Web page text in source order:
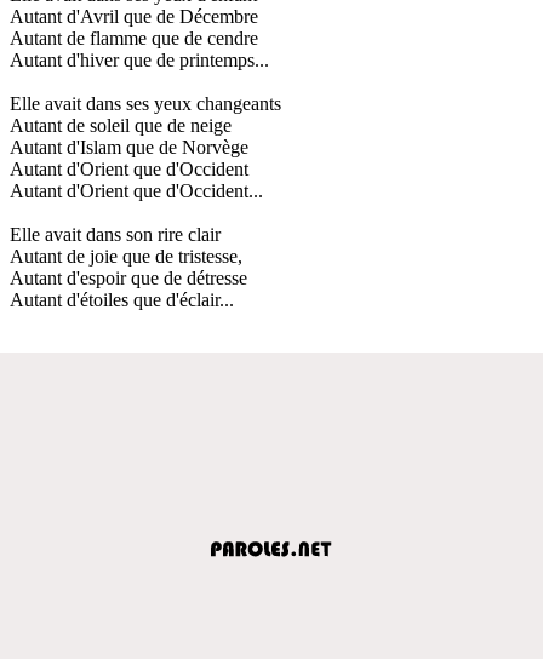
Autant d'Avril que de Décembre
Autant de flamme que de cendre
Autant d'hiver que de printemps...
Elle avait dans ses yeux changeants
Autant de soleil que de neige
Autant d'Islam que de Norvège
Autant d'Orient que d'Occident
Autant d'Orient que d'Occident...
Elle avait dans son rire clair
Autant de joie que de tristesse,
Autant d'espoir que de détresse
Autant d'étoiles que d'éclair...